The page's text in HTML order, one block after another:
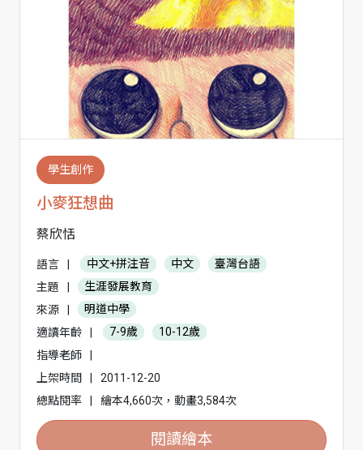
學生創作
小麥狂想曲
蔡欣恬
語言 中文+拼注音 中文
臺灣台語
主題
生涯發展教育
來源
明道中學
適讀年齡
7-9歲
10-12歲
指導老師
上架時間
2011-12-20
總點閱率
繪本4,660次，動畫3,584次
閱讀繪本